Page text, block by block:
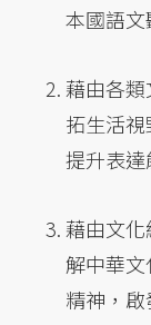
本國語文
藉由各
拓生活
提升表達
藉由文
解中華
精神，啟